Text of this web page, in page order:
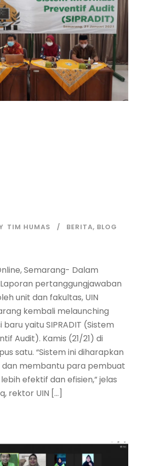
TIM HUMAS BERITA, BLOG
Semarang- Dalam
pertanggungjawaban
unit dan fakultas, UIN
kembali melaunching
yaitu SIPRADIT (Sistem
Audit). Kamis (21/21) di
satu. “Sistem ini diharapkan
membantu para pembuat
efektif dan efisien,” jelas
rektor UIN […]